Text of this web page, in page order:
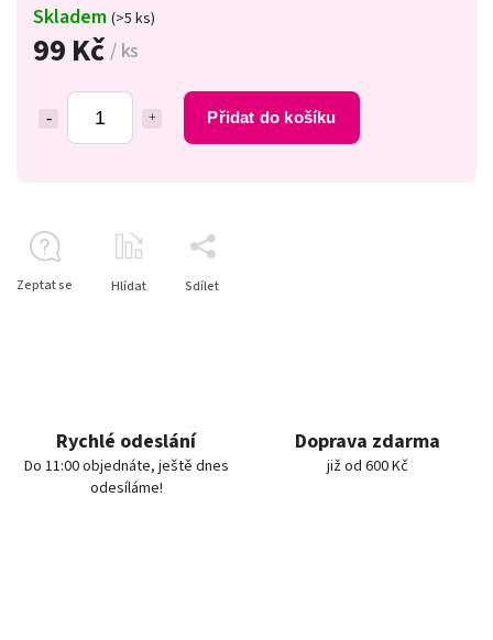
99 Kč/ ks
Přidat do košíku
Skladem (>5 ks)
Zeptat se Hlídat Sdílet
Rychlé odeslání
Do 11:00 objednáte, ještě dnes
odesíláme!
Doprava zdarma
již od 600 Kč